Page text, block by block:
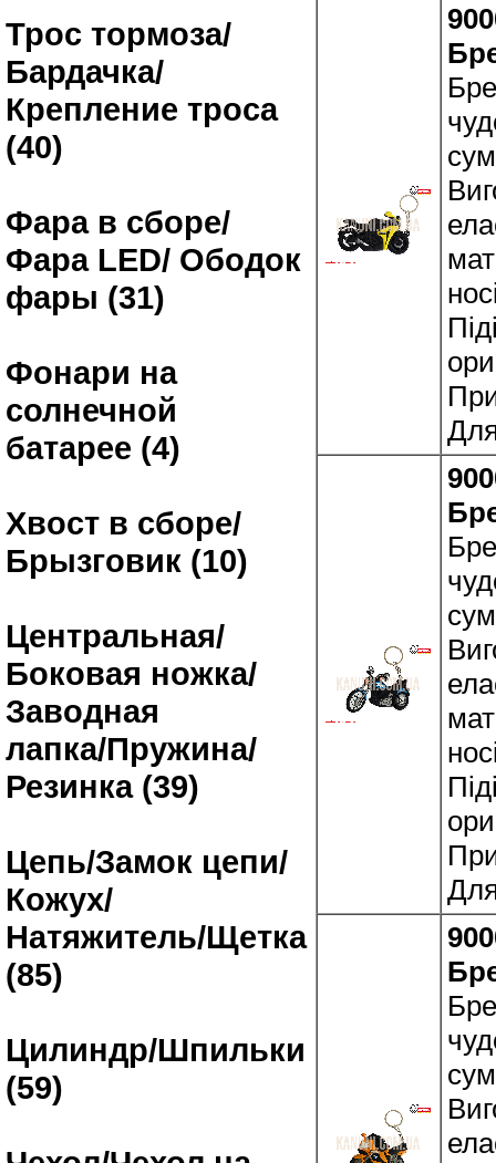
Трос тормоза/
Бардачка/
Крепление троса
(40)
Фара в сборе/
Фара LED/ Ободок
фары (31)
Фонари на
солнечной
батарее (4)
Хвост в сборе/
Брызговик (10)
Центральная/
Боковая ножка/
Заводная
лапка/Пружина/
Резинка (39)
Цепь/Замок цепи/
Кожух/
Натяжитель/Щетка
(85)
Цилиндр/Шпильки
(59)